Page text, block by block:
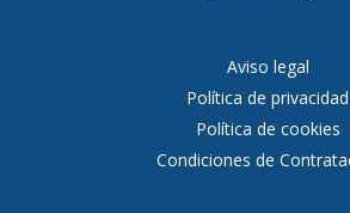
Aviso legal
Política de privacidad
Política de cookies
Condiciones de